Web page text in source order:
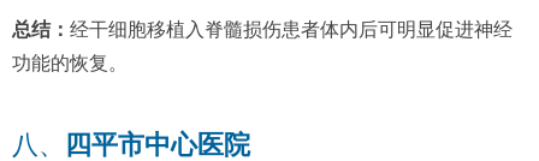
总结： 经干细胞移植入脊髓损伤患者体内后可明显促进神经
功能的恢复。
八、 四平市中心医院